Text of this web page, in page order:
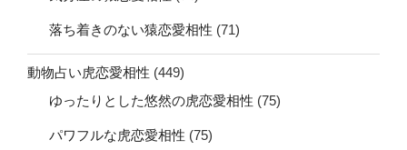
落ち着きのない猿恋愛相性 (71)
動物占い虎恋愛相性 (449)
ゆったりとした悠然の虎恋愛相性 (75)
パワフルな虎恋愛相性 (75)